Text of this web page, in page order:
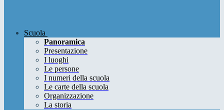
Scuola
Panoramica
Presentazione
I luoghi
Le persone
I numeri della scuola
Le carte della scuola
Organizzazione
La storia